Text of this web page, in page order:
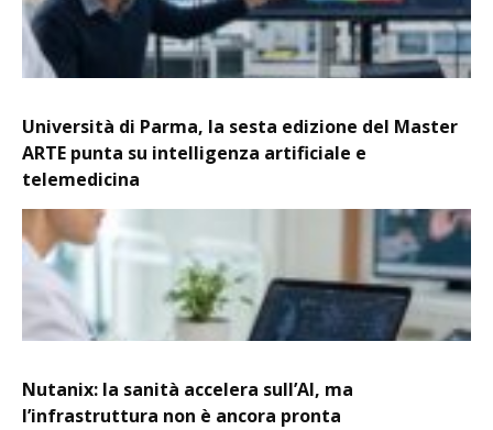
Università di Parma, la sesta edizione del Master
ARTE punta su intelligenza artificiale e
telemedicina
Nutanix: la sanità accelera sull’AI, ma
l’infrastruttura non è ancora pronta